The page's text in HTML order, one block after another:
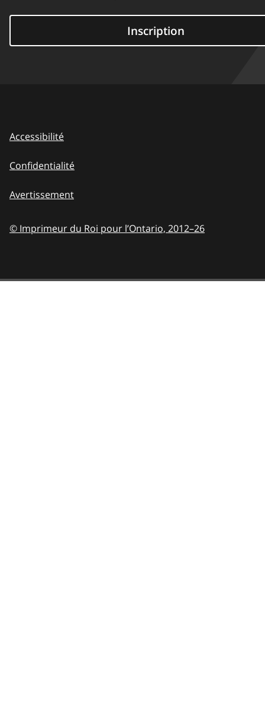
Inscription
Accessibilité
Confidentialité
Avertissement
© Imprimeur du Roi pour l’Ontario, 2012–26